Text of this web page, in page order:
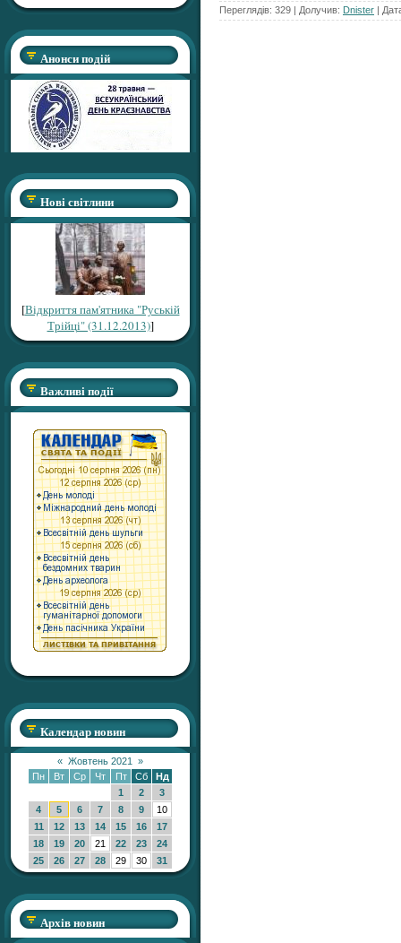
Анонси подій
Нові світлини
[Відкриття пам'ятника "Руській
Трійці" (31.12.2013)]
Важливі події
Календар новин
« Жовтень 2021
»
Пн
Вт Ср Чт Пт Сб
Нд
1
2
3
4
5 6 7 8 9
10
11
12 13 14 15 16
17
18
19 20 21 22 23
24
25
26 27 28 29 30 31
Архів новин
Переглядів: 329 | Долучив: Dnister |